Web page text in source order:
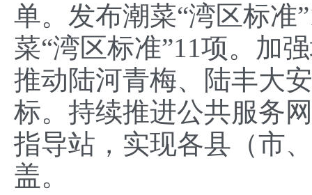
单。发布潮菜“湾区标准
菜“湾区标准”11项。加
推动陆河青梅、陆丰大
标。持续推进公共服务
指导站，实现各县（市
盖。